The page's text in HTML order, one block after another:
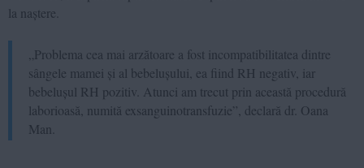
la naștere.
„Problema cea mai arzătoare a fost incompatibilitatea dintre
sângele mamei și al bebelușului, ea fiind RH negativ, iar
bebelușul RH pozitiv. Atunci am trecut prin această procedură
laborioasă, numită exsanguinotransfuzie”, declară dr. Oana
Man.